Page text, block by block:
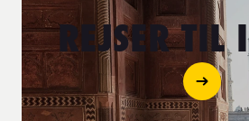
REJSER TIL